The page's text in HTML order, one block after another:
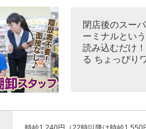
閉店後のスー
ーミナルとい
読み込むだけ
る ちょっぴり